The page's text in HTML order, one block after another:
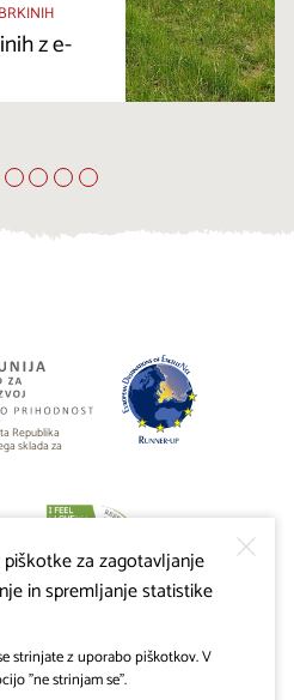
z e-
Republika
sklada za
za zagotavljanje
in spremljanje statistike
strinjate z uporabo piškotkov. V
"ne strinjam se".